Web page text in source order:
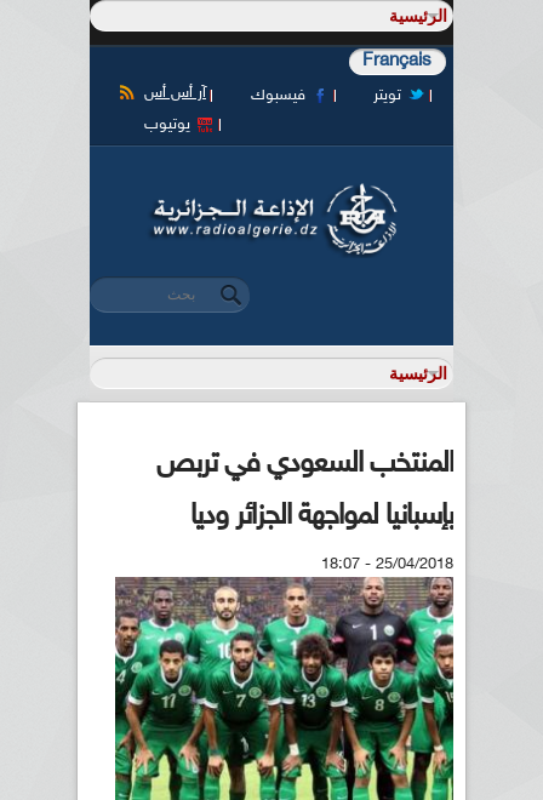
Français
آر أس أس فيسبوك
تويتر
يوتيوب
استمارة البحث
‏بحث ‏
المنتخب السعودي في تربص
بإسبانيا لمواجهة الجزائر وديا
25/04/2018 - 18:07